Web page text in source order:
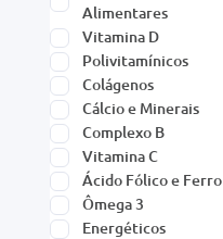
Alimentares
Vitamina D
Polivitamínicos
Colágenos
Cálcio e Minerais
Complexo B
Vitamina C
Ácido Fólico e Ferro
Ômega 3
Energéticos